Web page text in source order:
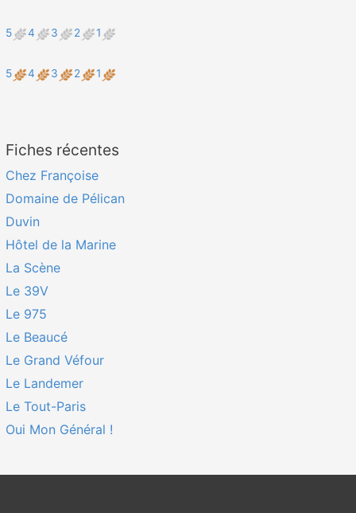
5 4 3 2 1
5 4 3 2 1
Fiches récentes
Chez Françoise
Domaine de Pélican
Duvin
Hôtel de la Marine
La Scène
Le 39V
Le 975
Le Beaucé
Le Grand Véfour
Le Landemer
Le Tout-Paris
Oui Mon Général !